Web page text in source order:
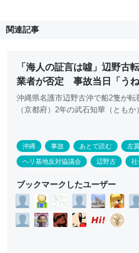
関連記事
「海人の証言は噓」辺野古
業者が否定 事故当日「うね
沖縄県名護市辺野古沖で船2隻が
（京都府）2年の武石知華（ともか
沖縄 事故 あとで読む 左
ヘリ基地反対協議会 辺野古 社
ブックマークしたユーザー